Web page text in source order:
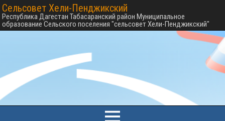
Сельсовет Хели-Пенджикский
Республика Дагестан Табасаранский район Муниципальное
образование Сельского поселения "сельсовет Хели-Пенджикский"